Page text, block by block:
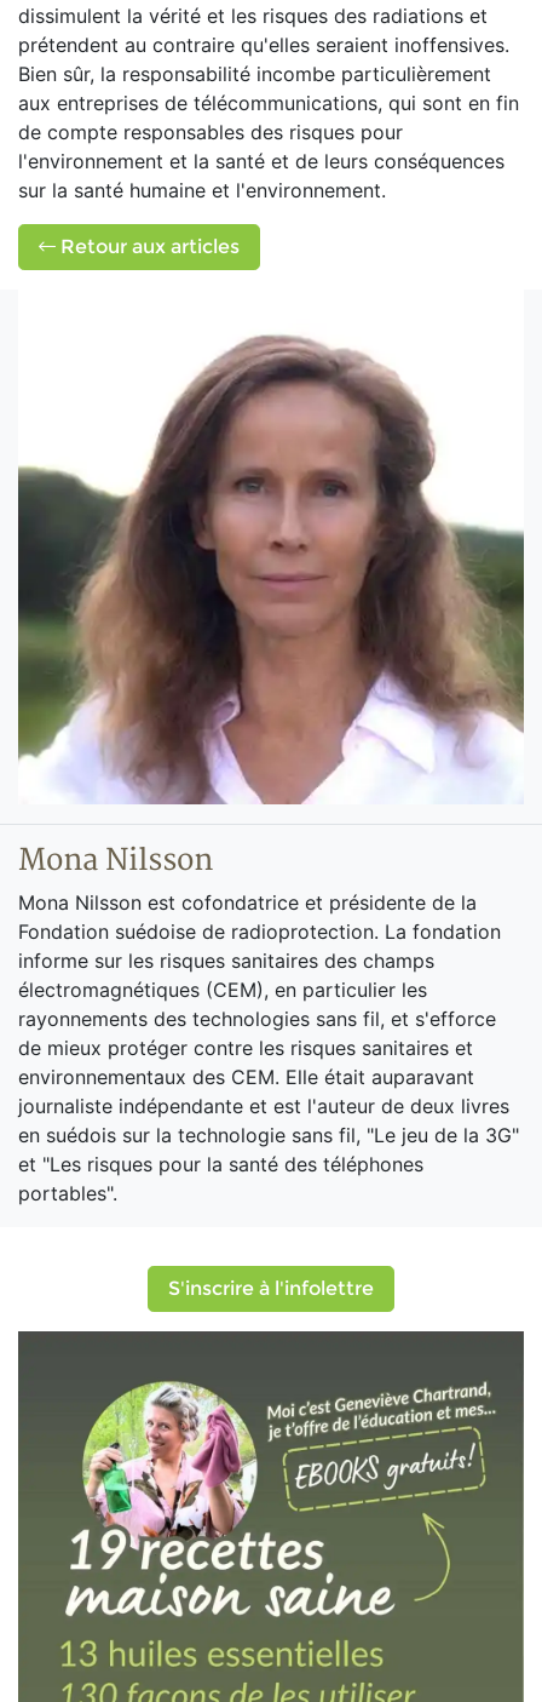
dissimulent la vérité et les risques des radiations et
prétendent au contraire qu'elles seraient inoffensives.
Bien sûr, la responsabilité incombe particulièrement
aux entreprises de télécommunications, qui sont en fin
de compte responsables des risques pour
l'environnement et la santé et de leurs conséquences
sur la santé humaine et l'environnement.
Retour aux articles
Mona Nilsson
Mona Nilsson est cofondatrice et présidente de la
Fondation suédoise de radioprotection. La fondation
informe sur les risques sanitaires des champs
électromagnétiques (CEM), en particulier les
rayonnements des technologies sans fil, et s'efforce
de mieux protéger contre les risques sanitaires et
environnementaux des CEM. Elle était auparavant
journaliste indépendante et est l'auteur de deux livres
en suédois sur la technologie sans fil, "Le jeu de la 3G"
et "Les risques pour la santé des téléphones
portables".
S'inscrire à l'infolettre